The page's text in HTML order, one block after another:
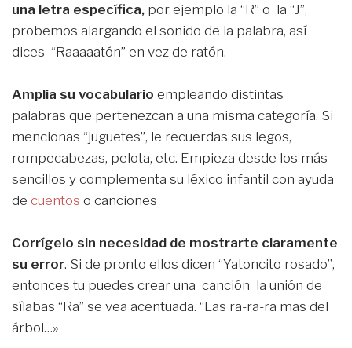
una letra específica, por ejemplo la “R” o la “J”,
probemos alargando el sonido de la palabra, así
dices “Raaaaatón” en vez de ratón.
Amplia su vocabulario empleando distintas
palabras que pertenezcan a una misma categoría. Si
mencionas “juguetes”, le recuerdas sus legos,
rompecabezas, pelota, etc. Empieza desde los más
sencillos y complementa su léxico infantil con ayuda
de cuentos o canciones
Corrígelo sin necesidad de mostrarte claramente
su error. Si de pronto ellos dicen “Yatoncito rosado”,
entonces tu puedes crear una canción la unión de
sílabas “Ra” se vea acentuada. “Las ra-ra-ra mas del
árbol…»